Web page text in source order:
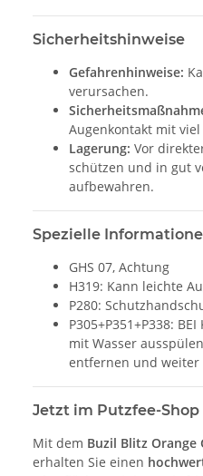
Sicherheitshinweise
Gefahrenhinweise:
verursachen.
Augenkontakt mit
Lagerung: Vor
schützen und in gut
aufbewahren.
Spezielle
GHS 07, Achtung
H319: Kann leichte
P280:
P305+P351+P338:
mit Wasser
entfernen und weiter
Jetzt im Putzfee-
Mit dem Buzil Blitz Orange
erhalten Sie einen